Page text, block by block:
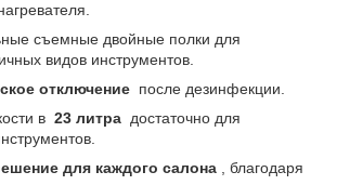
съемные двойные полки для
видов инструментов.
отключение после дезинфекции.
в 23 литра достаточно для
для каждого салона , благодаря